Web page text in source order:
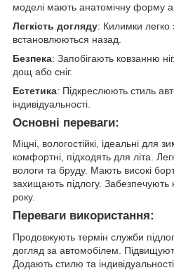
моделі мають анатомічну форму
Легкість догляду: Килимки легко
встановлюються назад.
Безпека: Запобігають ковзанню
дощ або сніг.
Естетика: Підкреслюють стиль
індивідуальності.
Основні переваги:
Міцні, вологостійкі, ідеальні для
комфортні, підходять для літа.
вологи та бруду. Мають високі
захищають підлогу.
року.
Переваги використання:
Продовжують термін служби
догляд за автомобілем.
Додають стилю та індивідуальності.